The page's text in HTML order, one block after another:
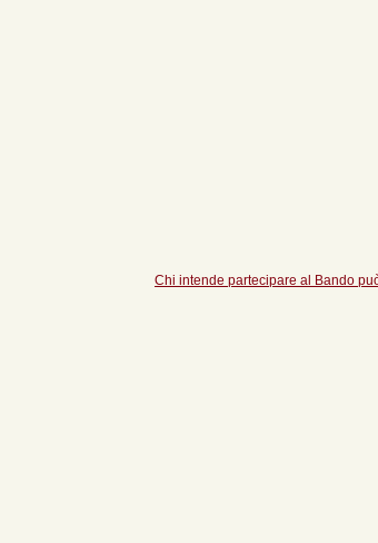
Chi intende partecipare al Bando